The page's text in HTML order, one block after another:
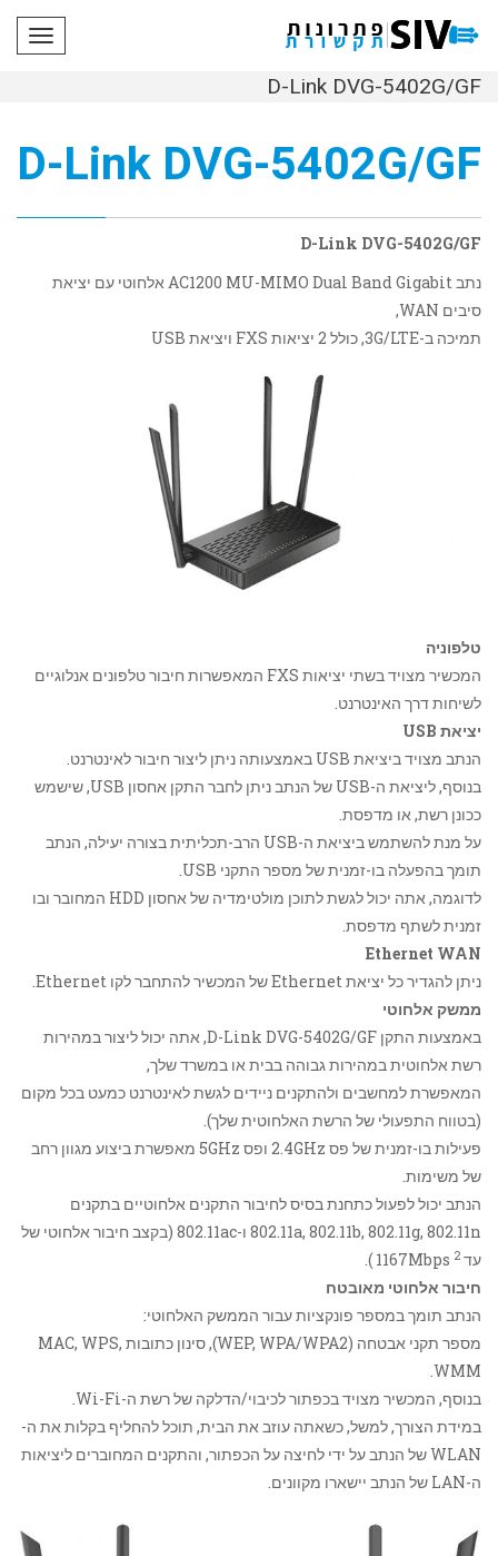
D-Link DVG-5402G/GF
D-Link DVG-5402G/GF
D-Link DVG-5402G/GF
נתב AC1200 MU-MIMO Dual Band Gigabit אלחוטי עם יציאת
סיבים WAN,
תמיכה ב-3G/LTE, כולל 2 יציאות FXS ויציאת USB
טלפוניה
המכשיר מצויד בשתי יציאות FXS המאפשרות חיבור טלפונים אנלוגיים
לשיחות דרך האינטרנט.
יציאת USB
הנתב מצויד ביציאת USB באמצעותה ניתן ליצור חיבור לאינטרנט.
בנוסף, ליציאת ה-USB של הנתב ניתן לחבר התקן אחסון USB, שישמש
ככונן רשת, או מדפסת.
על מנת להשתמש ביציאת ה-USB הרב-תכליתית בצורה יעילה, הנתב
תומך בהפעלה בו-זמנית של מספר התקני USB.
לדוגמה, אתה יכול לגשת לתוכן מולטימדיה של אחסון HDD המחובר ובו
זמנית לשתף מדפסת.
Ethernet WAN
ניתן להגדיר כל יציאת Ethernet של המכשיר להתחבר לקו Ethernet.
ממשק אלחוטי
באמצעות התקן D-Link DVG-5402G/GF, אתה יכול ליצור במהירות
רשת אלחוטית במהירות גבוהה בבית או במשרד שלך,
המאפשרת למחשבים ולהתקנים ניידים לגשת לאינטרנט כמעט בכל מקום
(בטווח התפעולי של הרשת האלחוטית שלך).
פעילות בו-זמנית של פס 2.4GHz ופס 5GHz מאפשרת ביצוע מגוון רחב
של משימות.
הנתב יכול לפעול כתחנת בסיס לחיבור התקנים אלחוטיים בתקנים
802.11a, 802.11b, 802.11g, 802.11n ו-802.11ac (בקצב חיבור אלחוטי של
עד 1167Mbps 2
).
חיבור אלחוטי מאובטח
הנתב תומך במספר פונקציות עבור הממשק האלחוטי:
מספר תקני אבטחה (WEP, WPA/WPA2), סינון כתובות MAC, WPS,
WMM.
בנוסף, המכשיר מצויד בכפתור לכיבוי/הדלקה של רשת ה-Wi-Fi.
במידת הצורך, למשל, כשאתה עוזב את הבית, תוכל להחליף בקלות את ה-
WLAN של הנתב על ידי לחיצה על הכפתור, והתקנים המחוברים ליציאות
ה-LAN של הנתב יישארו מקוונים.